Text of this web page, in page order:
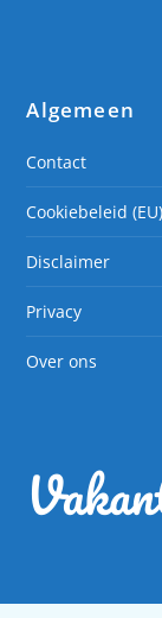
Algemeen
Contact
Cookiebeleid (EU)
Disclaimer
Privacy
Over ons